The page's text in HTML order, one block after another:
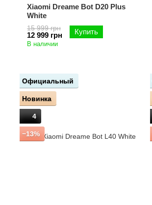
Xiaomi Dreame Bot D20 Plus
White
15 999 грн
12 999 грн Купить
В наличии
Официальный
Новинка
4
−13%